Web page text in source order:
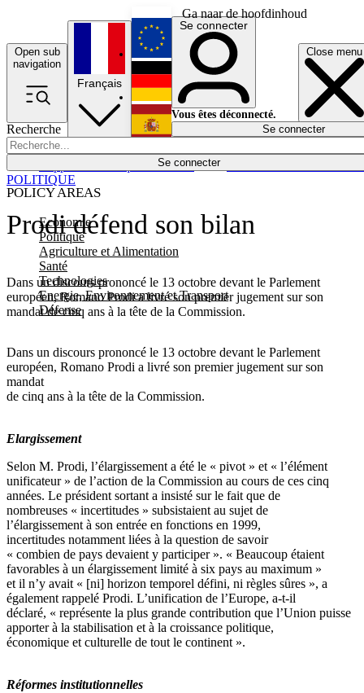
Ga naar de hoofdinhoud
Open sub
navigation
Close menu
Recherche
Se connecter
POLICY AREAS
Economie
Politique
Agriculture et Alimentation
Santé
Technologies
Energie, Environnement et Transport
Défense
Économie
Français
English
Deutsch
Español
Se connecter
Vous êtes déconnecté.
Se connecter
Prodi défend son bilan
Dans un discours prononcé le 13 octobre devant le Parlement
européen, Romano Prodi a livré son premier jugement sur son
mandat de cinq ans à la tête de la Commission.
POLITIQUE
Dans un discours prononcé le 13 octobre devant le Parlement
européen, Romano Prodi a livré son premier jugement sur son
mandat
de cinq ans à la tête de la Commission.
Elargissement
Selon M. Prodi, l’élargissement a été le « pivot » et « l’élément
unificateur » de l’action de la Commission au cours de ces cinq
années. Le président sortant a insisté sur le fait que de
nombreuses « incertitudes » subsistaient au sujet de
l’élargissement à son entrée en fonctions en 1999,
incertitudes notamment liées à la question de savoir
« combien de pays devaient y participer ». « Beaucoup étaient
favorables à un élargissement limité à six pays au maximum »
et il n’y avait « [ni] horizon temporel défini, ni règles sûres », a
également rappelé Prodi. L’unification de l’Europe, a-t-il
déclaré, « représente la plus grande contribution que l’Union puisse
apporter à la stabilisation et à la croissance politique,
économique et culturelle de tout le continent ».
Réformes institutionnelles